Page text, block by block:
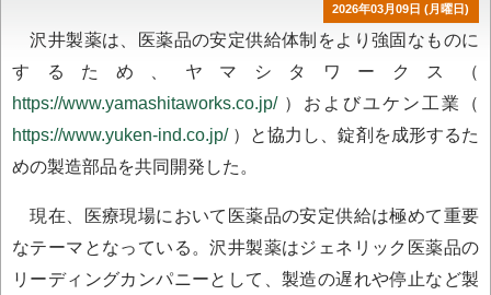
2026年03月09日 (月曜日)
沢井製薬は、医薬品の安定供給体制をより強固なものに
するため、ヤマシタワークス（
https://www.yamashitaworks.co.jp/）およびユケン工業（
https://www.yuken-ind.co.jp/）と協力し、錠剤を成形するた
めの製造部品を共同開発した。
現在、医療現場において医薬品の安定供給は極めて重要
なテーマとなっている。沢井製薬はジェネリック医薬品の
リーディングカンパニーとして、製造の遅れや停止など製